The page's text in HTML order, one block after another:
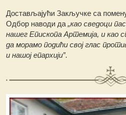
Достављајући Закључке са
Одбор наводи да„као сведоци
нашег Епископа Артемија, и као
да морамо подићи свој глас
и нашој епархији”.